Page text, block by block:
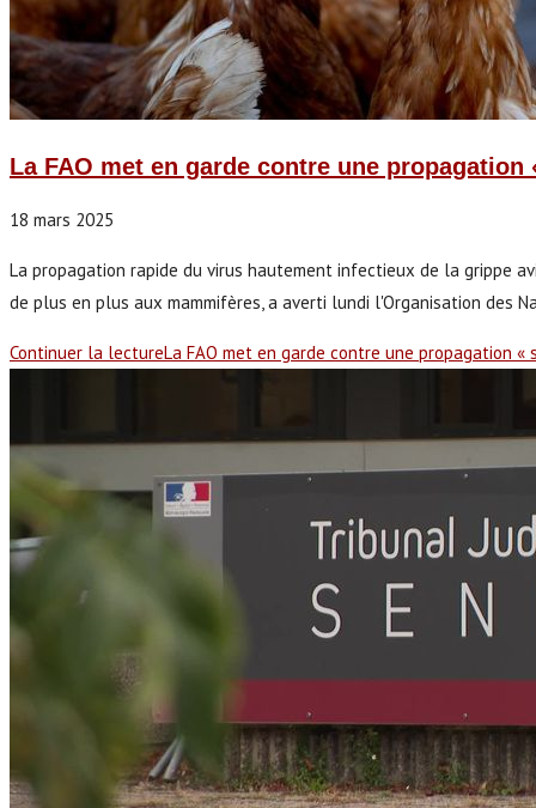
La FAO met en garde contre une
18 mars 2025
La propagation rapide du virus hautement infectieux de la grippe
de plus en plus aux mammifères, a averti lundi l'Organisation des
Continuer la lectureLa FAO met en garde contre une propagation